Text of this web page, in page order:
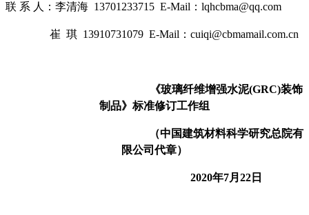
联 系 人：李清海 13701233715 E-Mail：lqhcbma@qq.com
崔 琪 13910731079 E-Mail：cuiqi@cbmamail.com.cn
《玻璃纤维增强水泥(GRC)装饰
制品》标准修订工作组
（中国建筑材料科学研究总院有
限公司代章）
2020年7月22日